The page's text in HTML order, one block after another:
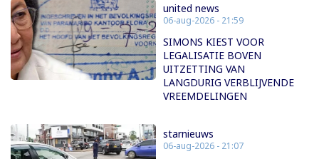
united news
06-aug-2026 - 21:59
SIMONS KIEST VOOR
LEGALISATIE BOVEN
UITZETTING VAN
LANGDURIG VERBLIJVENDE
VREEMDELINGEN
starnieuws
06-aug-2026 - 21:07